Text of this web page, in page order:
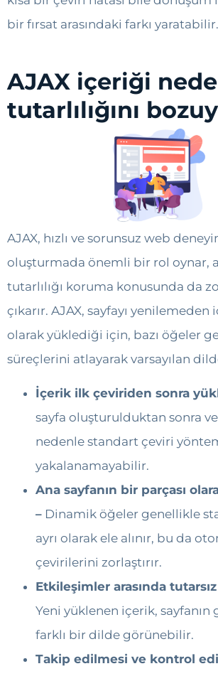
bir fırsat arasındaki farkı yaratabilir.
AJAX içeriği
tutarlılığını
AJAX, hızlı ve sorunsuz web
oluşturmada önemli bir rol oynar,
tutarlılığı koruma konusunda da
çıkarır. AJAX, sayfayı
olarak yüklediği için, bazı öğeler
süreçlerini atlayarak varsayılan
İçerik ilk çeviriden sonra
sayfa oluşturulduktan sonra
nedenle standart çeviri
yakalanamayabilir.
Ana sayfanın bir parçası
– Dinamik öğeler genellikle
ayrı olarak ele alınır, bu da
çevirilerini zorlaştırır.
Etkileşimler arasında
Yeni yüklenen içerik, sayfanın
farklı bir dilde görünebilir.
Takip edilmesi ve kontrol